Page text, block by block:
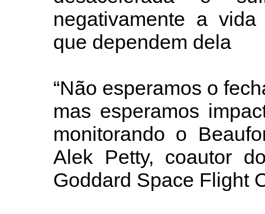
negativamente a
que dependem dela
“Não esperamos o
mas esperamos
monitorando o
Alek Petty, coautor
Goddard Space Flight